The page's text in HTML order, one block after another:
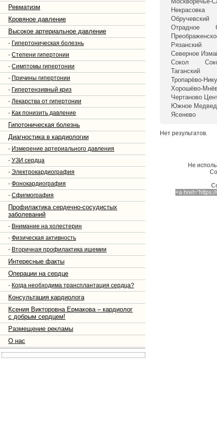
Ревматизм
Кровяное давление
Высокое артериальное давление
- Гипертоническая болезнь
- Степени гипертонии
- Симптомы гипертонии
- Причины гипертонии
- Гипертензивный криз
- Лекарства от гипертонии
- Как понизить давление
Гипотоническая болезнь
Диагностика в кардиологии
- Измерение артериального давления
- УЗИ сердца
- Электрокардиография
- Фонокардиография
- Сфигмография
Профилактика сердечно-сосудистых
заболеваний
- Внимание на холестерин
- Физическая активность
- Вторичная профилактика ишемии
Интересные факты
Операции на сердце
- Когда необходима трансплантация сердца?
Консультация кардиолога
Ксения Викторовна Ермакова – кардиолог
с добрым сердцем!
Размещение рекламы
О нас
Некрасовка
Обручевский
Отрадное
Рязанский
Северное
Сокол
Таганский
Тропарёво-
Хорошёво-
Чертаново
Южное
Ясенево
Нет результатов.
Не
<a